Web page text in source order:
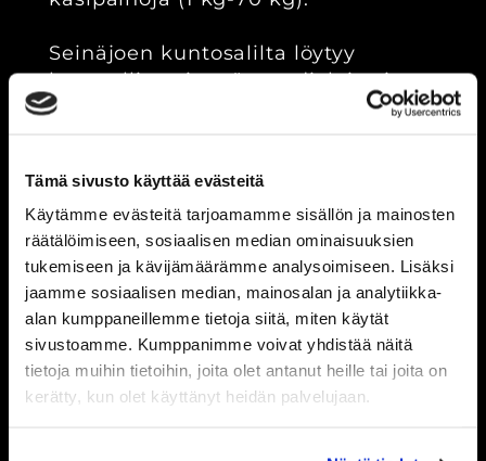
Tämä sivusto käyttää evästeitä
Käytämme evästeitä tarjoamamme sisällön ja mainosten
räätälöimiseen, sosiaalisen median ominaisuuksien
tukemiseen ja kävijämäärämme analysoimiseen. Lisäksi
jaamme sosiaalisen median, mainosalan ja analytiikka-
alan kumppaneillemme tietoja siitä, miten käytät
sivustoamme. Kumppanimme voivat yhdistää näitä
tietoja muihin tietoihin, joita olet antanut heille tai joita on
kerätty, kun olet käyttänyt heidän palvelujaan.
Seinäjoen kuntosalilta löytyy
luonnollisesti myös cardiolaitteita,
joilla onnistuu niin tehokkaat
löytyy mm. juoksumattoja,
crosstrainereita, porraskone sekä
soutulaite.
Varustetaso on siis takuuvarmasti
riittävän laadukas
ammattilaistasolle asti. Varustelua
tärkeämmäksi asiaksi nostan
kuitenkin ehdottomasti salin